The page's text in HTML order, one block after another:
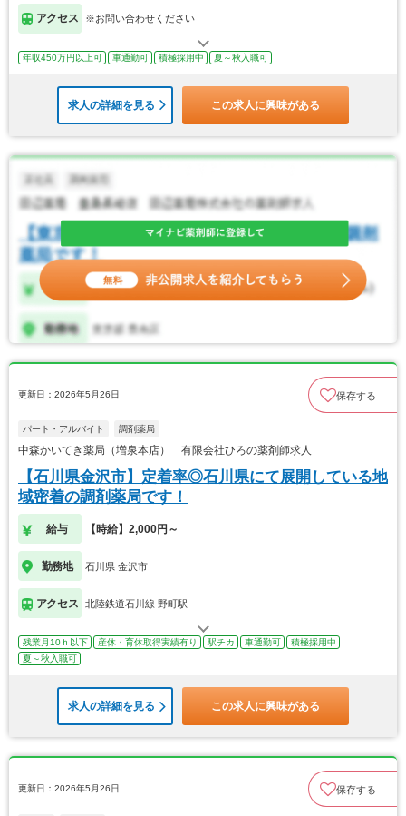
アクセス ※お問い合わせください
年収450万円以上可 車通勤可 積極採用中 夏～秋入職可
求人の詳細を見る この求人に興味がある
更新日：2026年5月26日 保存する
パート・アルバイト 調剤薬局
中森かいてき薬局（増泉本店） 有限会社ひろの薬剤師求人
【石川県金沢市】定着率◎石川県にて展開している地
域密着の調剤薬局です！
給与 【時給】2,000円～
勤務地 石川県 金沢市
アクセス 北陸鉄道石川線 野町駅
残業月10ｈ以下 産休・育休取得実績有り 駅チカ 車通勤可
積極採用中
夏～秋入職可
求人の詳細を見る この求人に興味がある
更新日：2026年5月26日 保存する